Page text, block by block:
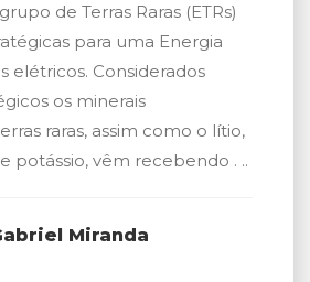
de Terras Raras (ETRs)
para uma Energia
elétricos. Considerados
os minerais
raras, assim como o lítio,
potássio, vêm recebendo . ..
Miranda